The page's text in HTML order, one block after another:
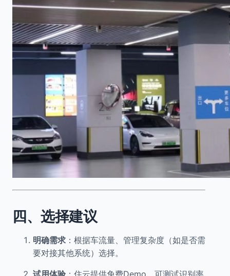
四、选择建议
明确需求 ：根据车流量、管理复杂度（如是否需
要对接其他系统）选择。
试用体验 ：住云提供免费Demo，可测试识别率